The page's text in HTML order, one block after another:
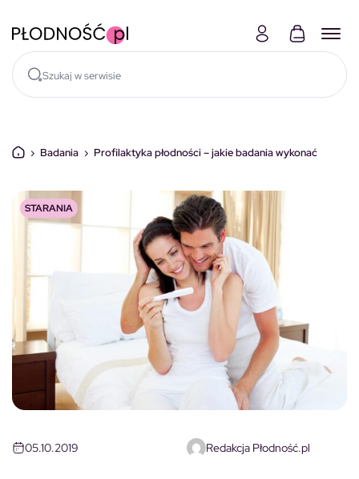
› Badania › Profilaktyka płodności – jakie badania wykonać
STARANIA
05.10.2019 Redakcja Płodność.pl